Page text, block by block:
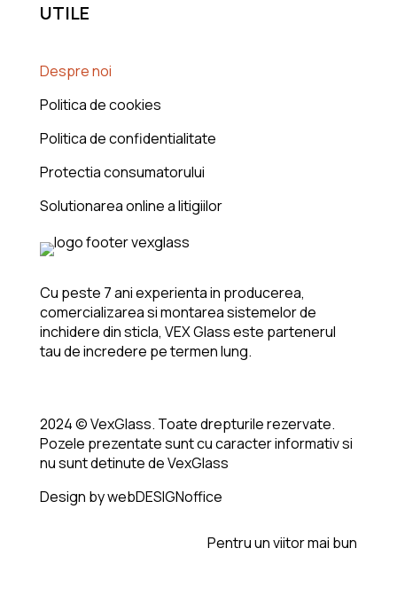
UTILE
Despre noi
Politica de cookies
Politica de confidentialitate
Protectia consumatorului
Solutionarea online a litigiilor
Cu peste 7 ani experienta in producerea,
comercializarea si montarea sistemelor de
inchidere din sticla, VEX Glass este partenerul
tau de incredere pe termen lung.
2024 © VexGlass. Toate drepturile rezervate.
Pozele prezentate sunt cu caracter informativ si
nu sunt detinute de VexGlass
Design by webDESIGNoffice
Pentru un viitor mai bun